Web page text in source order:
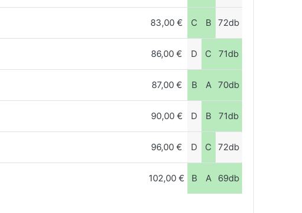
83,00 € C B 72db
86,00 € D C 71db
87,00 € B A 70db
90,00 € D B 71db
96,00 € D C 72db
102,00 € B A 69db